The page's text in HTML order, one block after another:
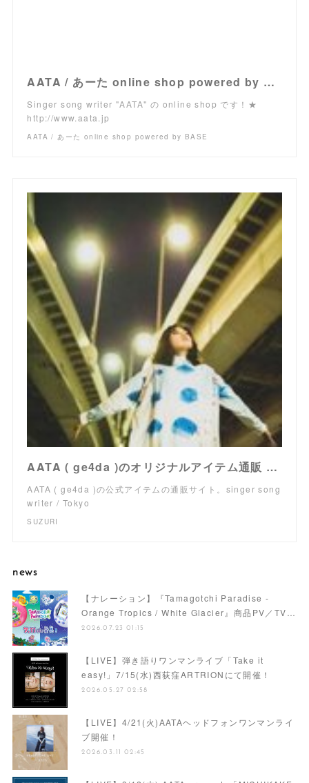
AATA / あーた online shop powered by BASE
Singer song writer "AATA" の online shop です！★
http://www.aata.jp
AATA / あーた online shop powered by BASE
AATA ( ge4da )のオリジナルアイテム通販 ∞ SUZURI（スズリ）
AATA ( ge4da )の公式アイテムの通販サイト。singer song
writer / Tokyo
SUZURI
news
【ナレーション】『Tamagotchi Paradise -
Orange Tropics / White Glacier』商品PV／TV…
2026.07.23 01:15
【LIVE】弾き語りワンマンライブ「Take it
easy!」7/15(水)西荻窪ARTRIONにて開催！
2026.05.27 02:58
【LIVE】4/21(火)AATAヘッドフォンワンマンライ
ブ開催！
2026.03.11 02:45